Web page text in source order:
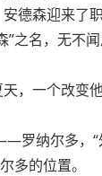
德森迎来了
之名，无不
天，一个改
罗纳尔多，
多的位置。